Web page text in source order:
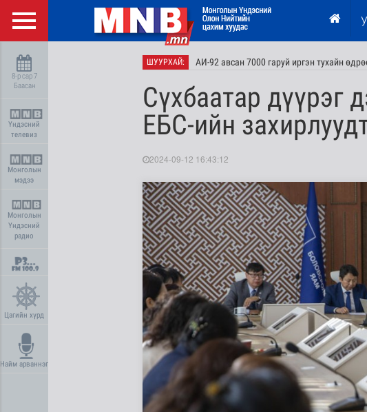
8-р сар 7
Баасан
Үндэсний
телевиз
Монголын
мэдээ
Монголын
Үндэсний
радио
Цагийн хүрд
Найм арваннэг
ШУУРХАЙ: АИ-92 авсан 7000 гаруй иргэн тухайн
Автомашины улсын дугаар сондгой
Сүхбаатар дүүрэг
ЕБС-ийн
2024-09-12 16:43:12